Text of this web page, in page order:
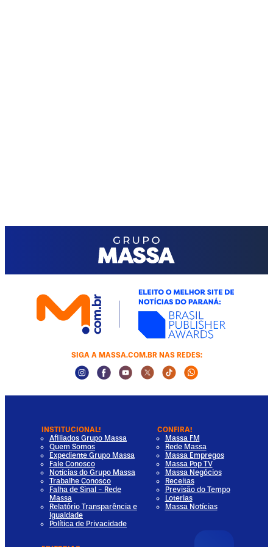
SIGA A MASSA.COM.BR NAS REDES:
Instagram Social Media
Facebook Social Media
Youtube Social Media
Twitter Social Media
Tiktok Social Media
Whatsapp
INSTITUCIONAL!
Afiliados Grupo Massa
Quem Somos
Expediente Grupo Massa
Fale Conosco
Notícias do Grupo Massa
Trabalhe Conosco
Falha de Sinal - Rede
Massa
Relatório Transparência e
Igualdade
Política de Privacidade
CONFIRA!
Massa FM
Rede Massa
Massa Empregos
Massa Pop TV
Massa Negócios
Receitas
Previsão do Tempo
Loterias
Massa Notícias